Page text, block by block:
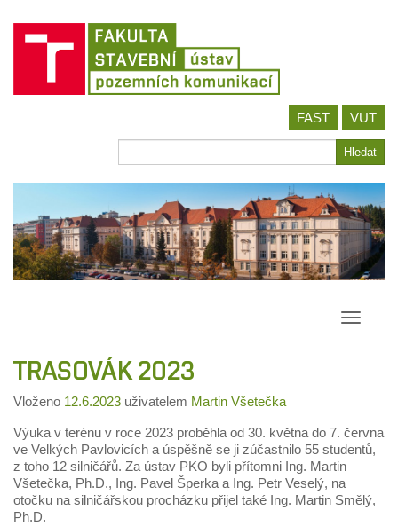
FAST
VUT
Hledat
TRASOVÁK 2023
Vloženo 12.6.2023 uživatelem Martin Všetečka
Výuka v terénu v roce 2023 proběhla od 30. května do 7. června
ve Velkých Pavlovicích a úspěšně se ji zúčastnilo 55 studentů,
z toho 12 silničářů. Za ústav PKO byli přítomni Ing. Martin
Všetečka, Ph.D., Ing. Pavel Šperka a Ing. Petr Veselý, na
otočku na silničářskou procházku přijel také Ing. Martin Smělý,
Ph.D.